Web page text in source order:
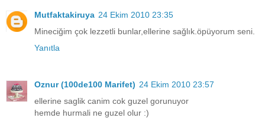
Mutfaktakiruya 24 Ekim 2010 23:35
Mineciğim çok lezzetli bunlar,ellerine sağlık.öpüyorum seni.
Yanıtla
Oznur (100de100 Marifet) 24 Ekim 2010 23:57
ellerine saglik canim cok guzel gorunuyor
hemde hurmali ne guzel olur :)